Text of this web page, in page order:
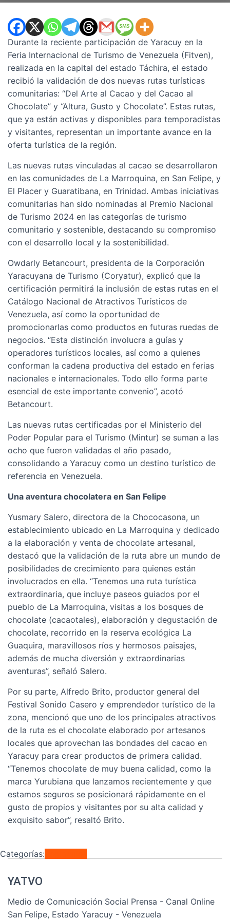
Durante la reciente participación de Yaracuy en la
Feria Internacional de Turismo de Venezuela (Fitven),
realizada en la capital del estado Táchira, el estado
recibió la validación de dos nuevas rutas turísticas
comunitarias: “Del Arte al Cacao y del Cacao al
Chocolate” y “Altura, Gusto y Chocolate”. Estas rutas,
que ya están activas y disponibles para temporadistas
y visitantes, representan un importante avance en la
oferta turística de la región.
Las nuevas rutas vinculadas al cacao se desarrollaron
en las comunidades de La Marroquina, en San Felipe, y
El Placer y Guaratibana, en Trinidad. Ambas iniciativas
comunitarias han sido nominadas al Premio Nacional
de Turismo 2024 en las categorías de turismo
comunitario y sostenible, destacando su compromiso
con el desarrollo local y la sostenibilidad.
Owdarly Betancourt, presidenta de la Corporación
Yaracuyana de Turismo (Coryatur), explicó que la
certificación permitirá la inclusión de estas rutas en el
Catálogo Nacional de Atractivos Turísticos de
Venezuela, así como la oportunidad de
promocionarlas como productos en futuras ruedas de
negocios. “Esta distinción involucra a guías y
operadores turísticos locales, así como a quienes
conforman la cadena productiva del estado en ferias
nacionales e internacionales. Todo ello forma parte
esencial de este importante convenio”, acotó
Betancourt.
Las nuevas rutas certificadas por el Ministerio del
Poder Popular para el Turismo (Mintur) se suman a las
ocho que fueron validadas el año pasado,
consolidando a Yaracuy como un destino turístico de
referencia en Venezuela.
Una aventura chocolatera en San Felipe
Yusmary Salero, directora de la Chococasona, un
establecimiento ubicado en La Marroquina y dedicado
a la elaboración y venta de chocolate artesanal,
destacó que la validación de la ruta abre un mundo de
posibilidades de crecimiento para quienes están
involucrados en ella. “Tenemos una ruta turística
extraordinaria, que incluye paseos guiados por el
pueblo de La Marroquina, visitas a los bosques de
chocolate (cacaotales), elaboración y degustación de
chocolate, recorrido en la reserva ecológica La
Guaquira, maravillosos ríos y hermosos paisajes,
además de mucha diversión y extraordinarias
aventuras”, señaló Salero.
Por su parte, Alfredo Brito, productor general del
Festival Sonido Casero y emprendedor turístico de la
zona, mencionó que uno de los principales atractivos
de la ruta es el chocolate elaborado por artesanos
locales que aprovechan las bondades del cacao en
Yaracuy para crear productos de primera calidad.
“Tenemos chocolate de muy buena calidad, como la
marca Yurubiana que lanzamos recientemente y que
estamos seguros se posicionará rápidamente en el
gusto de propios y visitantes por su alta calidad y
exquisito sabor”, resaltó Brito.
Categorías:
YATVO
Medio de Comunicación Social Prensa - Canal Online
San Felipe, Estado Yaracuy - Venezuela